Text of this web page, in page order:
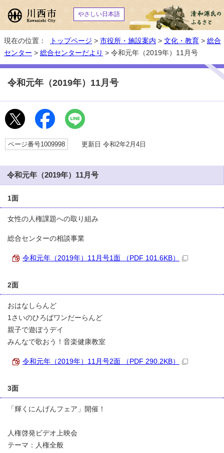
やさしい日本語
現在の位置： トップページ > 市役所・施設案内 > 文化・教育 > 総合
センター > 総合センターだより > 令和元年（2019年）11月号
令和元年（2019年）11月号
ページ番号1009998 更新日 令和2年2月4日
令和元年（2019年）11月号
1面
女性の人権課題への取り組み
総合センターの相談事業
令和元年（2019年）11月号1面 （PDF 101.6KB）
2面
おはなしらんど
1さいのひろばワンだーらんど
親子で遊ぼうデイ
みんなで歌おう！音楽健康教室
令和元年（2019年）11月号2面 （PDF 290.2KB）
3面
「輝くにんげんフェア」開催！
人権啓発ビデオ上映会
テーマ：人権全般